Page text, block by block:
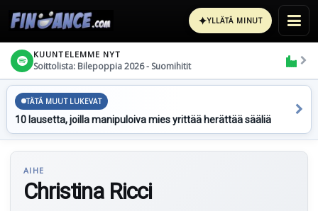
✦YLLÄTÄ MINUT
KUUNTELEMME NYT
Soittolista: Bilepoppia 2026 - Suomihitit
TÄTÄ MUUT LUKEVAT
10 lausetta, joilla manipuloiva mies yrittää herättää sääliä
AIHE
Christina Ricci